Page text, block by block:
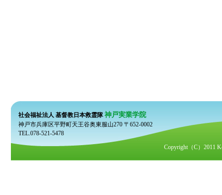
社会福祉法人 基督教日本救霊隊神戸実業学院
神戸市兵庫区平野町天王谷奥東服山270 〒652-0002
TEL.078-521-5478
Copyright（C）2011